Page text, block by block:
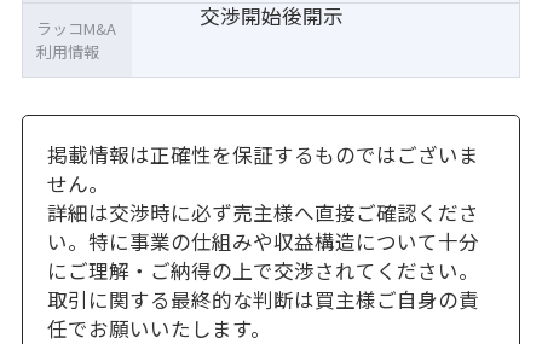
交渉開始後開示
ラッコM&A
利用情報
掲載情報は正確性を保証するものではございま
せん。
詳細は交渉時に必ず売主様へ直接ご確認くださ
い。特に事業の仕組みや収益構造について十分
にご理解・ご納得の上で交渉されてください。
取引に関する最終的な判断は買主様ご自身の責
任でお願いいたします。